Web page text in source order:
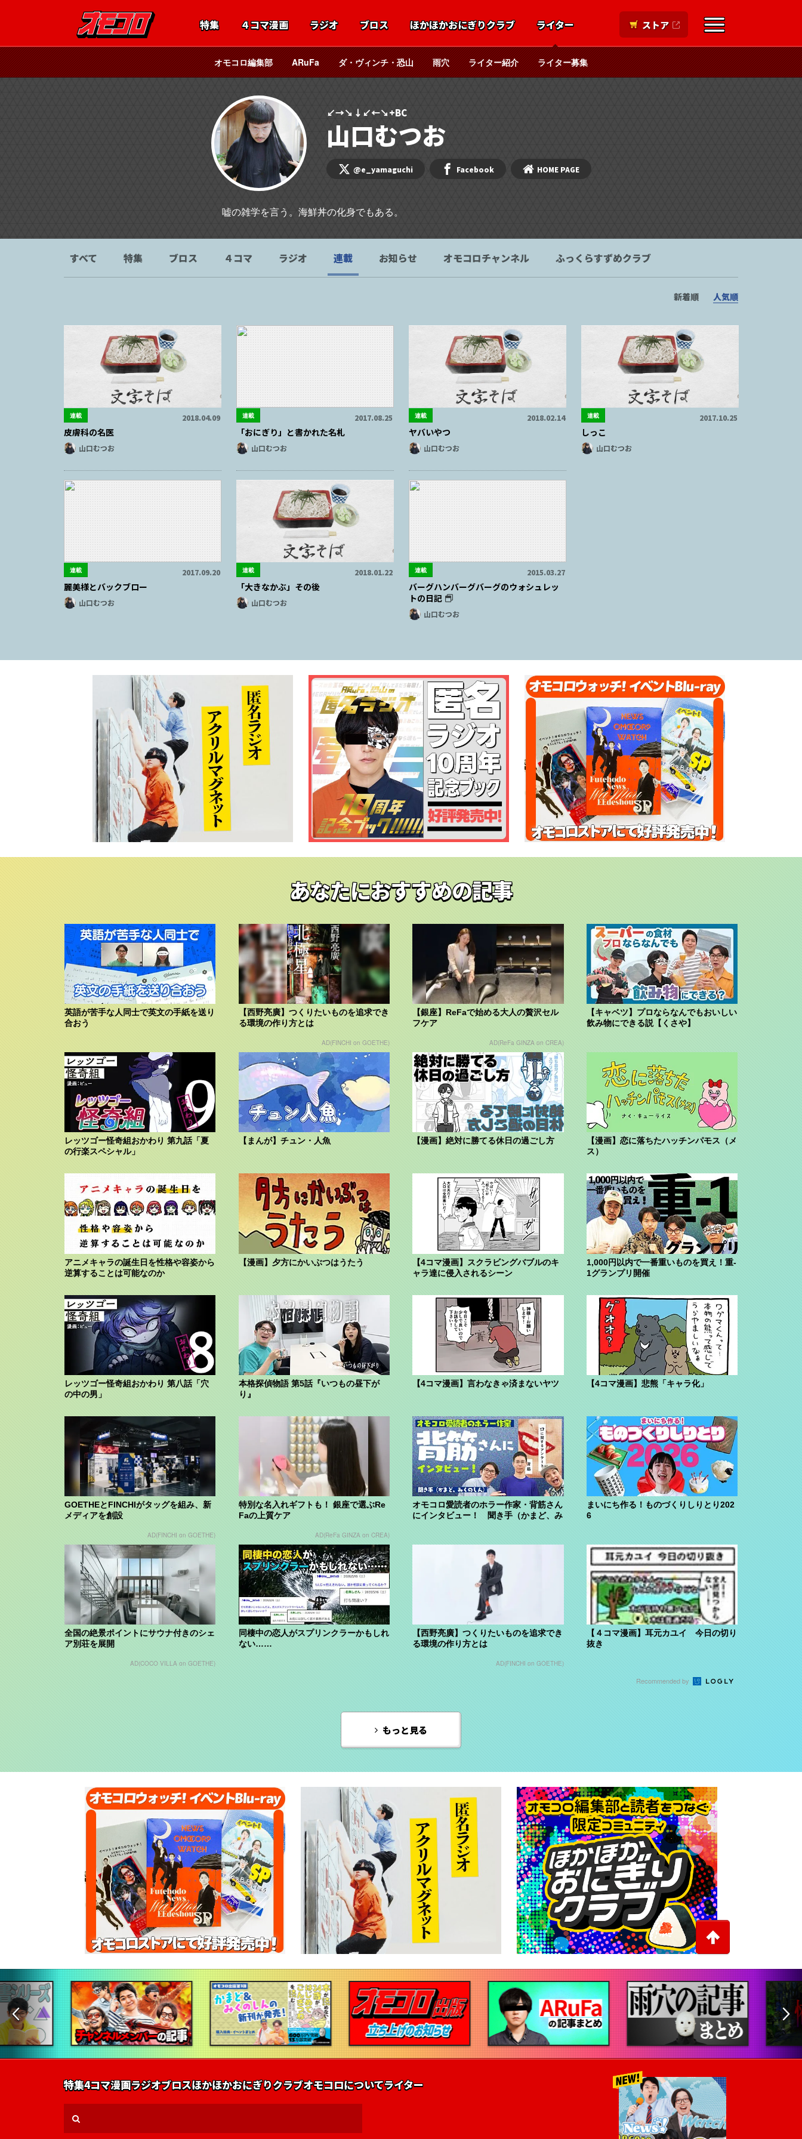
特集 ４コマ漫画 ラジオ ブロス ほかほかおにぎりクラブ ライター ストア
オモコロ編集部 ARuFa ダ・ヴィンチ・恐山 雨穴 ライター紹介 ライター募集
↙→↘↓↙←↘+BC
山口むつお
@e_yamaguchi Facebook HOME PAGE
嘘の雑学を言う。海鮮丼の化身でもある。
すべて 特集 ブロス ４コマ ラジオ 連載 お知らせ オモコロチャンネル ふっくらすずめクラブ
新着順 人気順
連載 2018.04.09
皮膚科の名医
山口むつお
連載 2017.08.25
「おにぎり」と書かれた名札
山口むつお
連載 2018.02.14
ヤバいやつ
山口むつお
連載 2017.10.25
しっこ
山口むつお
連載 2017.09.20
麗美様とバックブロー
山口むつお
連載 2018.01.22
「大きなかぶ」その後
山口むつお
連載 2015.03.27
バーグハンバーグバーグのウォシュレッ
トの日記
山口むつお
あなたにおすすめの記事
英語が苦手な人同士で英文の手紙を送り
合おう
【西野亮廣】つくりたいものを追求でき
る環境の作り方とは
AD(FINCHI on GOETHE)
【銀座】ReFaで始める大人の贅沢セル
フケア
AD(ReFa GINZA on CREA)
【キャベツ】プロならなんでもおいしい
飲み物にできる説【くさや】
レッツゴー怪奇組おかわり 第九話「夏
の行楽スペシャル」
【まんが】チュン・人魚 【漫画】絶対に勝てる休日の過ごし方
【漫画】恋に落ちたハッチンパモス（メ
ス）
アニメキャラの誕生日を性格や容姿から
逆算することは可能なのか
【漫画】夕方にかいぶつはうたう
【4コマ漫画】スクラビングバブルのキ
ャラ達に侵入されるシーン
1,000円以内で一番重いものを買え！重-
1グランプリ開催
レッツゴー怪奇組おかわり 第八話「穴
の中の男」
本格探偵物語 第5話『いつもの昼下が
り』
【4コマ漫画】言わなきゃ済まないヤツ 【4コマ漫画】悲熊「キャラ化」
GOETHEとFINCHIがタッグを組み、新
メディアを創設
AD(FINCHI on GOETHE)
特別な名入れギフトも！ 銀座で選ぶRe
Faの上質ケア
AD(ReFa GINZA on CREA)
オモコロ愛読者のホラー作家・背筋さん
にインタビュー！ 聞き手（かまど、み
くのしん...
まいにち作る！ものづくりしりとり202
6
全国の絶景ポイントにサウナ付きのシェ
ア別荘を展開
AD(COCO VILLA on GOETHE)
同棲中の恋人がスプリンクラーかもしれ
ない……
【西野亮廣】つくりたいものを追求でき
る環境の作り方とは
AD(FINCHI on GOETHE)
【４コマ漫画】耳元カユイ 今日の切り
抜き
Recommended by
もっと見る
特集4コマ漫画ラジオブロスほかほかおにぎりクラブオモコロについてライター